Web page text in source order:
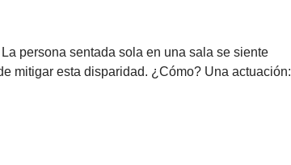
La persona sentada sola en una sala se siente
mitigar esta disparidad. ¿Cómo? Una actuación: